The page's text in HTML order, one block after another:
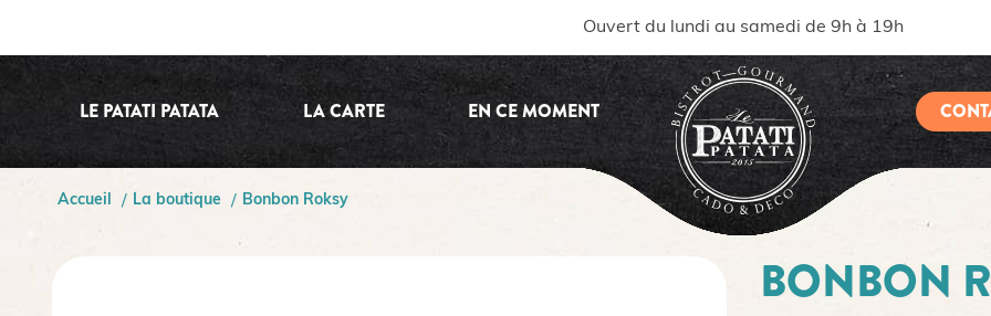
Ouvert du lundi au samedi de 9h à 19h
LE PATATI PATATA LA CARTE EN CE MOMENT
Accueil La boutique Bonbon Roksy
BONBON